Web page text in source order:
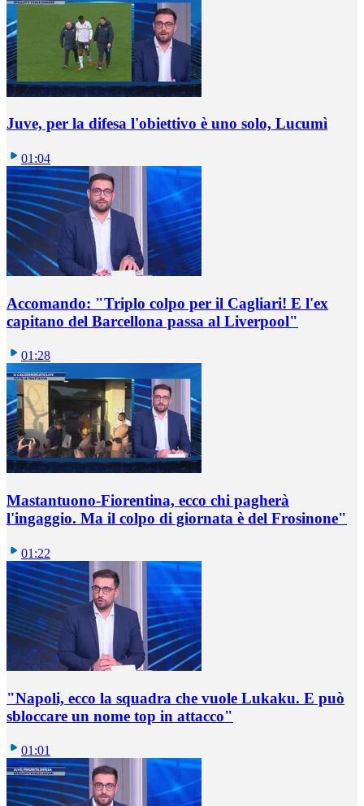
Juve, per la difesa l'obiettivo è uno solo, Lucumì
01:04
Accomando: "Triplo colpo per il Cagliari! E l'ex
capitano del Barcellona passa al Liverpool"
01:28
Mastantuono-Fiorentina, ecco chi pagherà
l'ingaggio. Ma il colpo di giornata è del Frosinone"
01:22
"Napoli, ecco la squadra che vuole Lukaku. E può
sbloccare un nome top in attacco"
01:01